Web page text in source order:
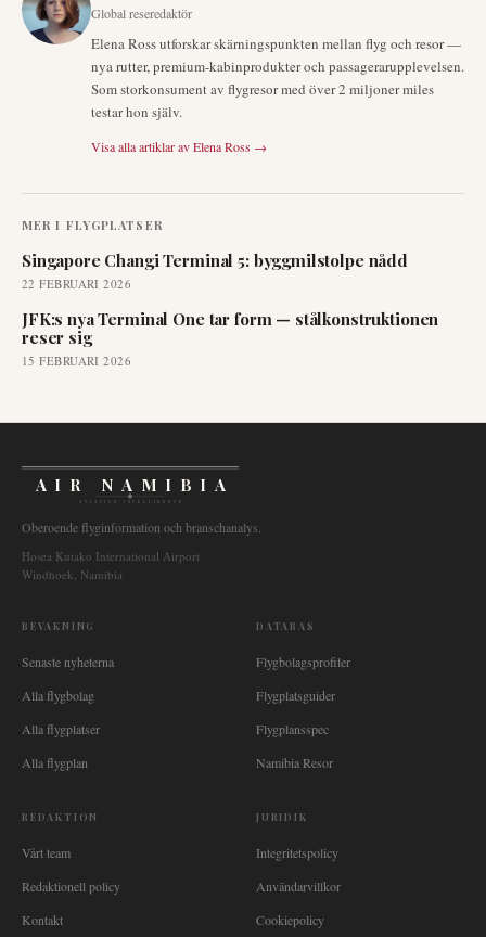
Global reseredaktör
Elena Ross utforskar skärningspunkten mellan flyg och resor —
nya rutter, premium-kabinprodukter och passagerarupplevelsen.
Som storkonsument av flygresor med över 2 miljoner miles
testar hon själv.
Visa alla artiklar avElena Ross →
MER I FLYGPLATSER
Singapore Changi Terminal 5: byggmilstolpe nådd
22 FEBRUARI 2026
JFK:s nya Terminal One tar form — stålkonstruktionen
reser sig
15 FEBRUARI 2026
AIR NAMIBIA
AVIATION INTELLIGENCE
Oberoende flyginformation och branschanalys.
Hosea Kutako International Airport
Windhoek, Namibia
BEVAKNING
Senaste nyheterna
Alla flygbolag
Alla flygplatser
Alla flygplan
DATABAS
Flygbolagsprofiler
Flygplatsguider
Flygplansspec
Namibia Resor
REDAKTION
Vårt team
Redaktionell policy
Kontakt
JURIDIK
Integritetspolicy
Användarvillkor
Cookiepolicy